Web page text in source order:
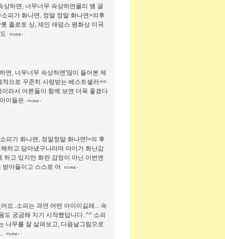
하면, 너무너무 속상하면몰리 뱅 글.
피가 화나면, 정말 정말 화나면>의후
졸로토 상, 제인 애덤스 평화상 미국
면, 너무너무 속상하면'많이 들어본 제
으로 꾸준히 사랑받는 베스트셀러<<
라서 어른들이 함께 보면 더욱 좋겠다
이들은
피가 화나면, 정말정말 화나면!>의 후
하고 담아냈구나라며 아이가 화난감
하고 있지만 화란 감정이 아닌 이번엔
아들이고 스스로 어
요..소피는 과연 어떤 아이이길래... 속
도 궁금해 지기 시작했답니다..^^ 소피
나무를 잘 살펴보고, 다음날그림으로